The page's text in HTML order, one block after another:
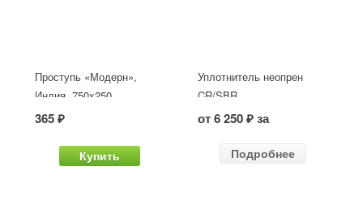
Проступь «Модерн»,
Индия, 750x250
365 ₽
Купить
Уплотнитель неопрен
CR/SBR
от 6 250 ₽ за
Подробнее